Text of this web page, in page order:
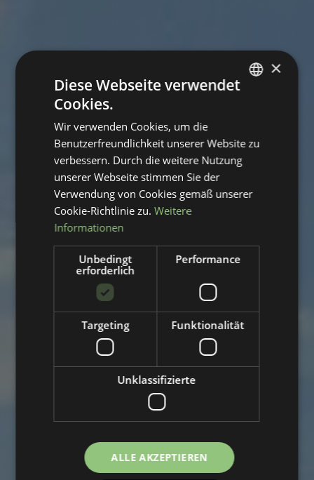
×
Diese Webseite verwendet
Cookies.
Wir verwenden Cookies, um die
Benutzerfreundlichkeit unserer Website zu
verbessern. Durch die weitere Nutzung
unserer Webseite stimmen Sie der
Verwendung von Cookies gemäß unserer
Cookie-Richtlinie zu. Weitere
Informationen
Unbedingt
erforderlich
Performance
Targeting Funktionalität
Unklassifizierte
ALLE AKZEPTIEREN